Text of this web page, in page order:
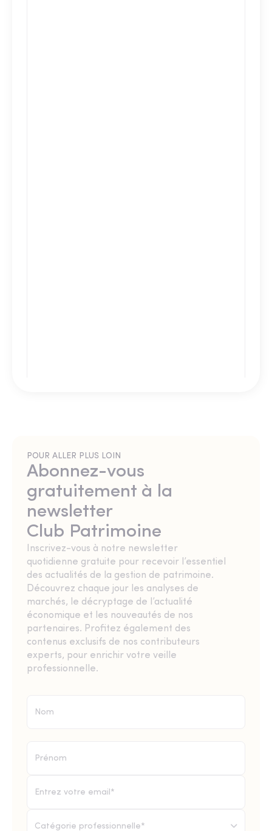
POUR ALLER PLUS LOIN
Abonnez-vous
gratuitement à la
newsletter
Club Patrimoine
Inscrivez-vous à notre newsletter
quotidienne gratuite pour recevoir l’essentiel
des actualités de la gestion de patrimoine.
Découvrez chaque jour les analyses de
marchés, le décryptage de l’actualité
économique et les nouveautés de nos
partenaires. Profitez également des
contenus exclusifs de nos contributeurs
experts, pour enrichir votre veille
professionnelle.
Catégorie professionnelle*